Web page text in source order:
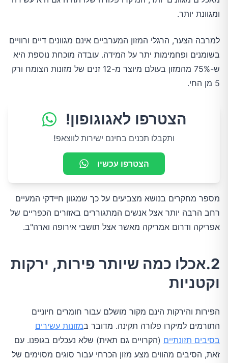
ומגוונת יותר.
למרבה הצער, הרגלי המזון המערביים אינם מגוונים דיים ורוויים
בשומנים ופחמימות יתר על המידה. עובדה מוכחת נוספת היא
ש-75% מהמזון בעולם מיוצר מ-12 זנים של מזונות הצומח ורק
5 מן החי.
הצטרפו לאגוגופון!
ותקבלו תכנים בחינם ישירות לווצאפ!
הצטרפו עכשיו
מספר מחקרים בנושא מצביעים על כך שמגוון חיידקי המעיים
רחב הרבה יותר אצל אנשים המתגוררים באזורים הכפריים של
אפריקה ודרום אמריקה מאשר אצל תושבי אירופה וארה"ב.
2.אכלו כמה שיותר פירות, ירקות
וקטניות
הפירות והירקות הינם מקור מושלם עבור חומרים חיוניים
התורמים למיקרו פלורה תקינה. מדובר במזונות עשירים
בסיבים תזונתיים (הקרויים גם תאית) שלא נעכלים בגופנו. עם
זאת, הסיבים מהווים מצע מזון הכרחי עבור סוגים מסוימים של